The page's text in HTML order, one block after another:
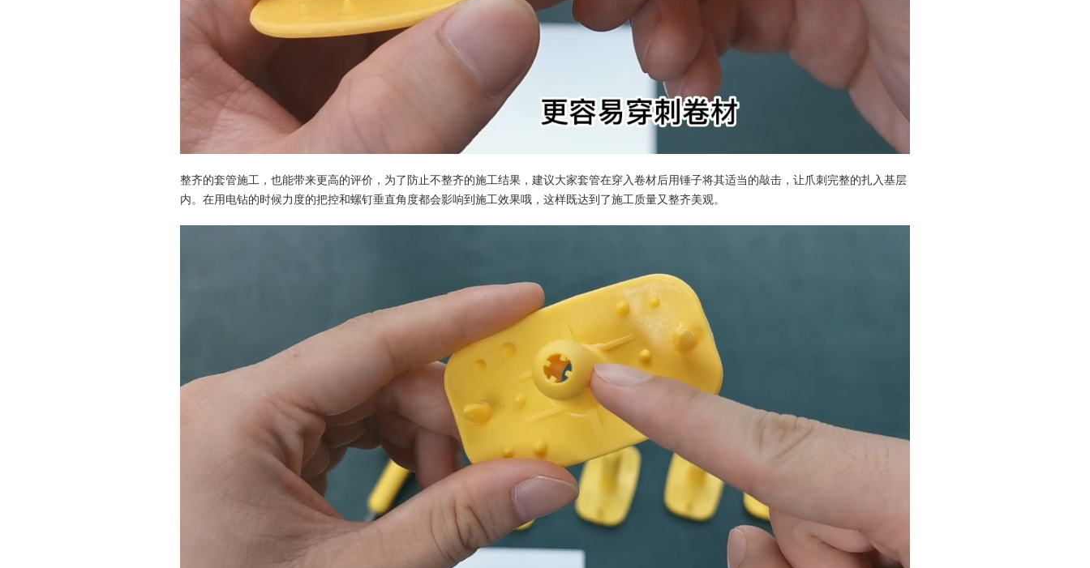
整齐的套管施工，也能带来更高的评价，为了防止不整齐的施工结果，建议大家套管在穿入卷材后用锤子将其适当的敲击，让爪刺完整的扎入基层
内。在用电钻的时候力度的把控和螺钉垂直角度都会影响到施工效果哦，这样既达到了施工质量又整齐美观。